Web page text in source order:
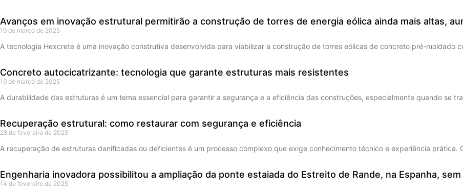
Avanços em inovação estrutural permitirão a construção de torres de energia eólica ainda mais altas,
19 de março de 2025
A tecnologia Hexcrete é uma inovação construtiva desenvolvida para viabilizar a construção de torres eólicas de concreto pré-moldado
Concreto autocicatrizante: tecnologia que garante estruturas mais resistentes
19 de março de 2025
A durabilidade das estruturas é um tema essencial para garantir a segurança e a eficiência das construções, especialmente quando se
Recuperação estrutural: como restaurar com segurança e eficiência
28 de fevereiro de 2025
A recuperação de estruturas danificadas ou deficientes é um processo complexo que exige conhecimento técnico e experiência
Engenharia inovadora possibilitou a ampliação da ponte estaiada do Estreito de Rande, na Espanha,
14 de fevereiro de 2025